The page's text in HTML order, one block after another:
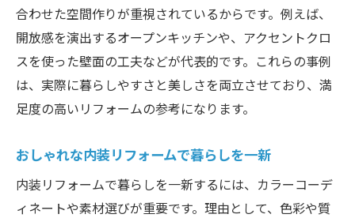
合わせた空間作りが重視されているからです。例えば、
開放感を演出するオープンキッチンや、アクセントクロ
スを使った壁面の工夫などが代表的です。これらの事例
は、実際に暮らしやすさと美しさを両立させており、満
足度の高いリフォームの参考になります。
おしゃれな内装リフォームで暮らしを一新
内装リフォームで暮らしを一新するには、カラーコーデ
ィネートや素材選びが重要です。理由として、色彩や質